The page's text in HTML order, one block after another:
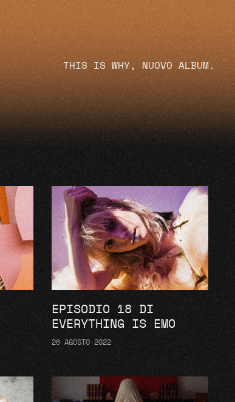
THIS IS WHY, NUOVO ALBUM.
EPISODIO 18 DI
EVERYTHING IS EMO
26 AGOSTO 2022